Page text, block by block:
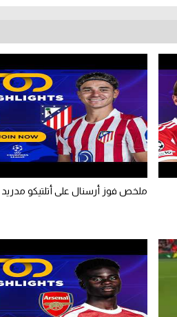
ملخص فوز أرسنال على أتلتيكو مدريد 1-0 (دوري أبطال أوروبا)